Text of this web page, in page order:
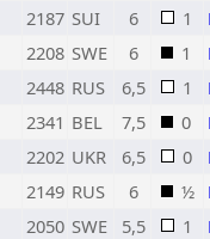
2187 SUI 6 1
2208 SWE 6 1
2448 RUS 6,5 1
2341 BEL 7,5 0
2202 UKR 6,5 0
2149 RUS 6 ½
2050 SWE 5,5 1